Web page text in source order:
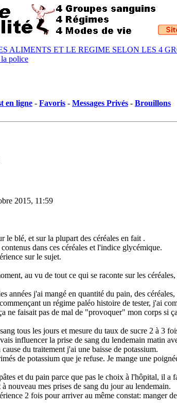
ALIMENTS ET LE REGIME SELON LES 4
police
en ligne - Favoris - Messages Privés - Brouillons
2015, 11:59
le blé, et sur la plupart des céréales en fait .
dans ces céréales et l'indice glycémique.
sur le sujet.
au vu de tout ce qui se raconte sur les
années j'ai mangé en quantité du pain, des
un régime paléo histoire de tester, j'ai
ne faisait pas de mal de "provoquer" mon corps si
tous les jours et mesure du taux de sucre 2 à 3
influencer la prise de sang du lendemain matin
du traitement j'ai une baisse de potassium.
de potassium que je refuse. Je mange une
et du pain parce que pas le choix à l'hôpital, il a
nouveau mes prises de sang du jour au lendemain.
2 fois pour arriver au même constat: manger